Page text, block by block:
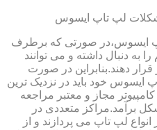
لپ تاپ ایسوس
ایسوس،در صورتی که برطرف
به دنبال داشته و می توانند
دهند.بنابراین در صورت
خود باید در نزدیک ترین
مجاز و معتبر مراجعه
برآمد.مراکز متعددی در
لپ تاپ می پردازند و از